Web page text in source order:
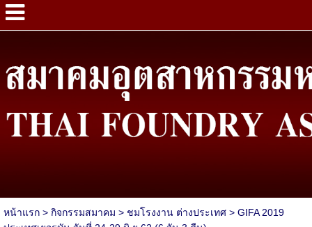
หน้าแรก> กิจกรรมสมาคม > ชมโรงงาน ต่างประเทศ> GIFA 2019